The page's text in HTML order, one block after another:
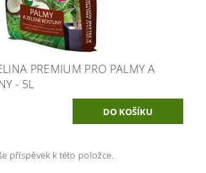
PREMIUM PRO PALMY A
- 5L
příspěvek k této položce.